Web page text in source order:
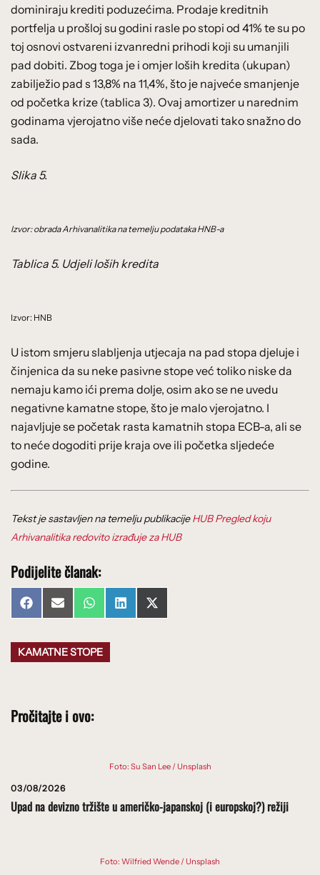
dominiraju krediti poduzećima. Prodaje kreditnih
portfelja u prošloj su godini rasle po stopi od 41% te su po
toj osnovi ostvareni izvanredni prihodi koji su umanjili
pad dobiti. Zbog toga je i omjer loših kredita (ukupan)
zabilježio pad s 13,8% na 11,4%, što je najveće smanjenje
od početka krize (tablica 3). Ovaj amortizer u narednim
godinama vjerojatno više neće djelovati tako snažno do
sada.
Slika 5.
Izvor: obrada Arhivanalitika na temelju podataka HNB-a
Tablica 5. Udjeli loših kredita
Izvor: HNB
U istom smjeru slabljenja utjecaja na pad stopa djeluje i
činjenica da su neke pasivne stope već toliko niske da
nemaju kamo ići prema dolje, osim ako se ne uvedu
negativne kamatne stope, što je malo vjerojatno. I
najavljuje se početak rasta kamatnih stopa ECB-a, ali se
to neće dogoditi prije kraja ove ili početka sljedeće
godine.
Tekst je sastavljen na temelju publikacijeHUB Pregled koju
Arhivanalitika redovito izrađuje za HUB
Podijelite članak:
Share
on
FacebookShare
on
Email Share
on
WhatsAppShare
on
LinkedInShare
on
X
(Twitter)
KAMATNE STOPE
Pročitajte i ovo:
Foto: Su San Lee / Unsplash
03/08/2026
Upad na devizno tržište u američko-japanskoj (i europskoj?) režiji
Foto: Wilfried Wende / Unsplash